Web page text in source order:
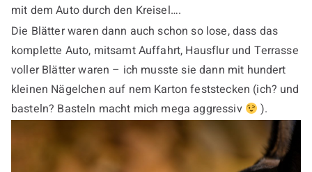
mit dem Auto durch den Kreisel….
Die Blätter waren dann auch schon so lose, dass das
komplette Auto, mitsamt Auffahrt, Hausflur und Terrasse
voller Blätter waren – ich musste sie dann mit hundert
kleinen Nägelchen auf nem Karton feststecken (ich? und
basteln? Basteln macht mich mega aggressiv
).